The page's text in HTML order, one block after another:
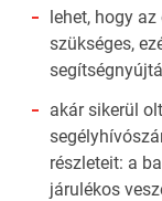
lehet, hogy
szükséges,
akár sikerül
részleteit: a
járulékos